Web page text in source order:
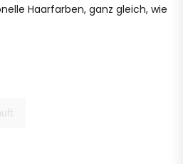
Haarfarben, ganz gleich, wie